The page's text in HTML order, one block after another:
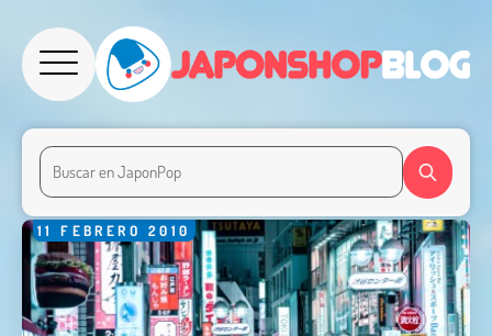
11 FEBRERO 2010